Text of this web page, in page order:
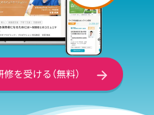
修を受ける （無料）